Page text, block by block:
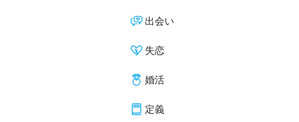
出会い
失恋
婚活
定義